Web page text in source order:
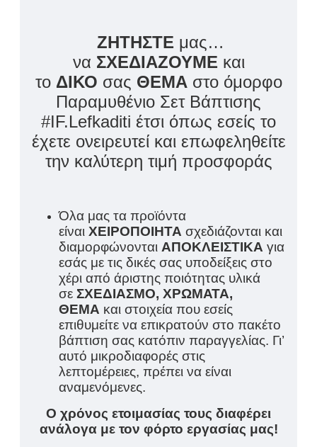
ΖΗΤΗΣΤΕ μας…
να ΣΧΕΔΙΑΖΟΥΜΕ και
το ΔΙΚΟ σας ΘΕΜΑστο όμορφο
Παραμυθένιο Σετ Βάπτισης
#IF.Lefkaditi έτσι όπως εσείς το
έχετε ονειρευτεί και επωφεληθείτε
την καλύτερη τιμή προσφοράς
Όλα μας τα προϊόντα
είναι ΧΕΙΡΟΠΟΙΗΤΑ σχεδιάζονται και
διαμορφώνονται ΑΠΟΚΛΕΙΣΤΙΚΑ για
εσάς με τις δικές σας υποδείξεις στο
χέρι από άριστης ποιότητας υλικά
σε ΣΧΕΔΙΑΣΜΟ, ΧΡΩΜΑΤΑ,
ΘΕΜΑ και στοιχεία που εσείς
επιθυμείτε να επικρατούν στο πακέτο
βάπτιση σας κατόπιν παραγγελίας. Γι’
αυτό μικροδιαφορές στις
λεπτομέρειες, πρέπει να είναι
αναμενόμενες.
Ο χρόνος ετοιμασίας τους διαφέρει
ανάλογα με τον φόρτο εργασίας μας!